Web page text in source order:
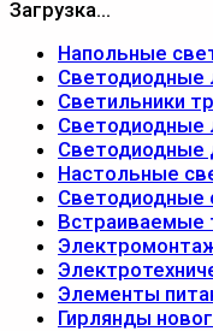
Загрузка...
Напольные
Светодиодные
Светильники
Светодиодные
Светодиодные
Настольные
Светодиодные
Встраиваемые
Элементы
Гирлянды